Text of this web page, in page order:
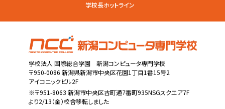
学校長ホットライン
学校法人 国際総合学園 新潟コンピュータ専門学校
〒950-0086 新潟県新潟市中央区花園1丁目1番15号2
アイコニックビル2F
※〒951-8063 新潟市中央区古町通7番町935NSGスクエア7F
より2/13（金）校舎移転しました